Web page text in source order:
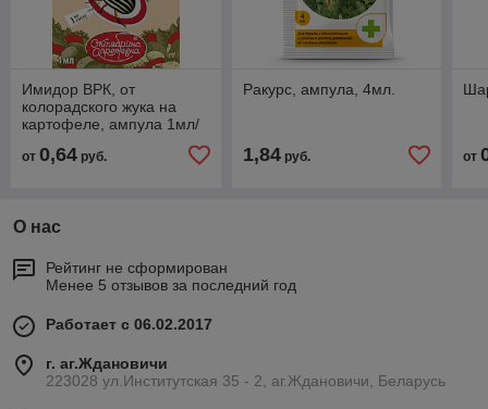
Имидор ВРК, от
колорадского жука на
картофеле, ампула 1мл/
от 0,64 руб.
Ракурс, ампула, 4мл.
1,84руб. от
О нас
Рейтинг не сформирован
Менее 5 отзывов за последний год
Работает с 06.02.2017
г. аг.Ждановичи
223028 ул.Институтская 35 - 2, аг.Ждановичи, Беларусь